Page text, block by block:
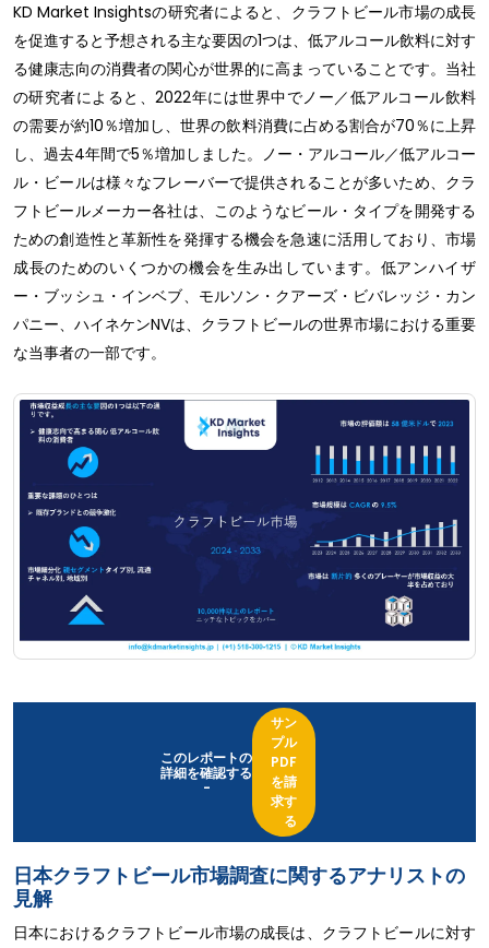
KD Market Insightsの研究者によると、クラフトビール市場の成長
を促進すると予想される主な要因の1つは、低アルコール飲料に対す
る健康志向の消費者の関心が世界的に高まっていることです。当社
の研究者によると、2022年には世界中でノー／低アルコール飲料
の需要が約10％増加し、世界の飲料消費に占める割合が70％に上昇
し、過去4年間で5％増加しました。ノー・アルコール／低アルコー
ル・ビールは様々なフレーバーで提供されることが多いため、クラ
フトビールメーカー各社は、このようなビール・タイプを開発する
ための創造性と革新性を発揮する機会を急速に活用しており、市場
成長のためのいくつかの機会を生み出しています。低アンハイザ
ー・ブッシュ・インベブ、モルソン・クアーズ・ビバレッジ・カン
パニー、ハイネケンNVは、クラフトビールの世界市場における重要
な当事者の一部です。
このレポートの
詳細を確認する
-
サン
プル
PDF
を請
求す
る
日本クラフトビール市場調査に関するアナリストの
見解
日本におけるクラフトビール市場の成長は、クラフトビールに対す